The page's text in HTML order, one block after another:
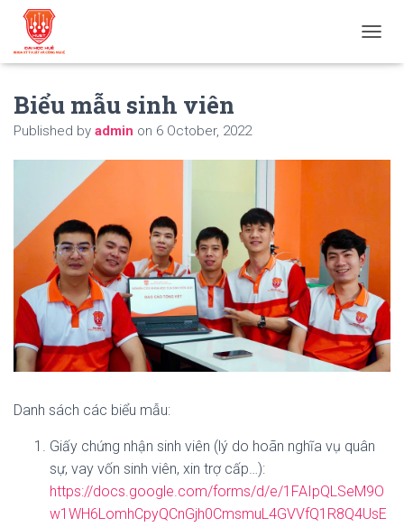
O
A
V
I
G
A
I
N
Biểu mẫu sinh viên
Published by admin on 6 October, 2022
Danh sách các biểu mẫu:
Giấy chứng nhận sinh viên (lý do hoãn nghĩa vụ quân
sự, vay vốn sinh viên, xin trợ cấp…):
https://docs.google.com/forms/d/e/1FAIpQLSeM9O
w1WH6LomhCpyQCnGjh0CmsmuL4GVVfQ1R8Q4UsE